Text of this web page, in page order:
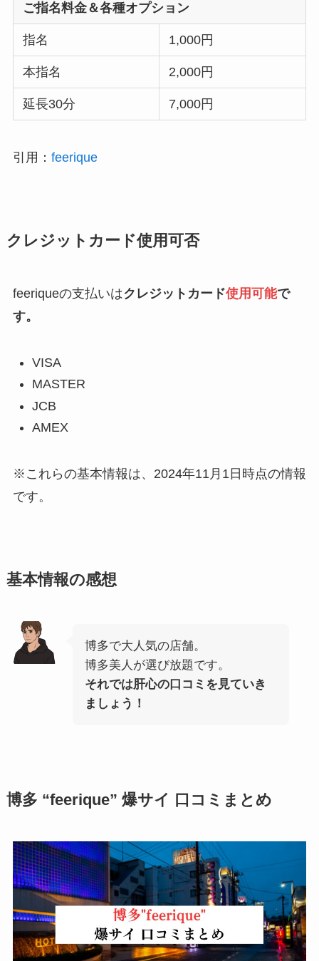
ご指名料金＆各種オプション
指名 1,000円
本指名 2,000円
延長30分 7,000円
引用： feerique
クレジットカード使用可否
feeriqueの支払いはクレジットカード使用可能で
す。
VISA
MASTER
JCB
AMEX
※これらの基本情報は、2024年11月1日時点の情報
です。
基本情報の感想
博多で大人気の店舗。
博多美人が選び放題です。
それでは肝心の口コミを見ていき
ましょう！
博多 “feerique” 爆サイ 口コミまとめ